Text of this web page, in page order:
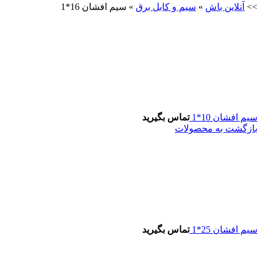
>> آنلاین باش » سیم و کابل برق » سیم افشان 16*1
سیم افشان 10*1
تماس بگیرید
بازگشت به محصولات
سیم افشان 25*1 تماس بگیرید